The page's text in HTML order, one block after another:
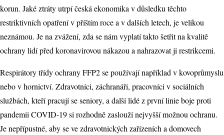
korun. Jaké ztráty utrpí česká ekonomika v důsledku těchto
restriktivních opatření v příštím roce a v dalších letech, je velikou
neznámou. Je na zvážení, zda se nám vyplatí takto šetřit na kvalitě
ochrany lidí před koronavirovou nákazou a nahrazovat ji restrikcemi.
Respirátory třídy ochrany FFP2 se používají například v kovoprůmyslu
nebo v hornictví. Zdravotníci, záchranáři, pracovníci v sociálních
službách, kteří pracují se seniory, a další lidé z první linie boje proti
pandemii COVID-19 si rozhodně zaslouží nejvyšší možnou ochranu.
Je nepřípustné, aby se ve zdravotnických zařízeních a domovech